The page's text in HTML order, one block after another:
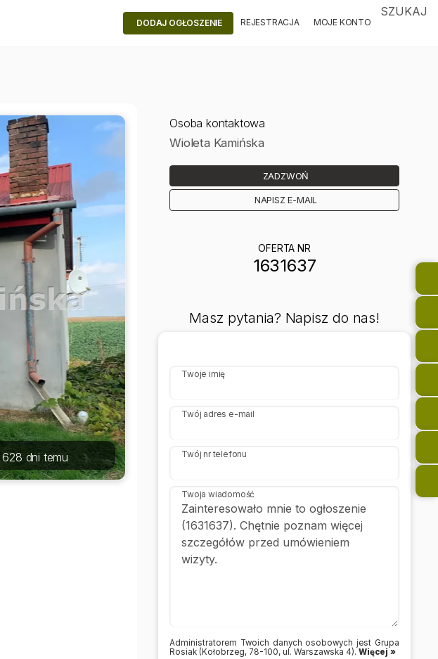
DODAJ OGŁOSZENIE REJESTRACJA MOJE KONTO
SZUKAJ
628 dni temu
Osoba kontaktowa
Wioleta Kamińska
ZADZWOŃ
NAPISZ E-MAIL
OFERTA NR
1631637
Masz pytania? Napisz do nas!
Twoje imię
Twój adres e-mail
Twój nr telefonu
Twoja wiadomość
Administratorem Twoich danych osobowych jest Grupa
Rosiak (Kołobrzeg, 78-100, ul. Warszawska 4).Więcej »